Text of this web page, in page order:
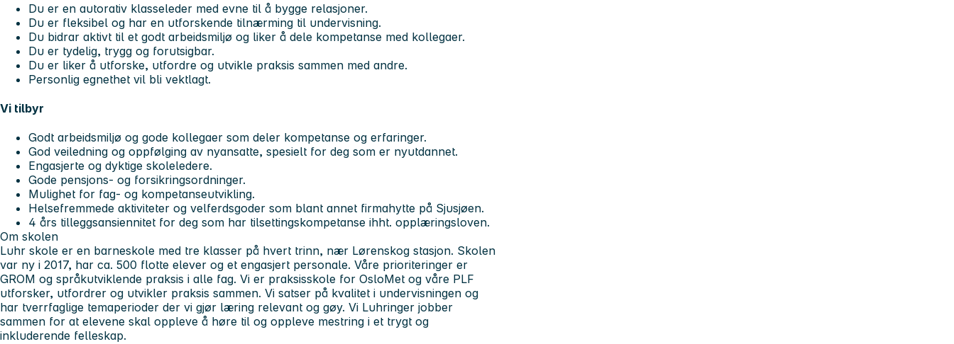
Du er en autorativ klasseleder med evne til å bygge relasjoner.
Du er fleksibel og har en utforskende tilnærming til undervisning.
Du bidrar aktivt til et godt arbeidsmiljø og liker å dele kompetanse med kollegaer.
Du er tydelig, trygg og forutsigbar.
Du er liker å utforske, utfordre og utvikle praksis sammen med andre.
Personlig egnethet vil bli vektlagt.
Vi tilbyr
Godt arbeidsmiljø og gode kollegaer som deler kompetanse og erfaringer.
God veiledning og oppfølging av nyansatte, spesielt for deg som er nyutdannet.
Engasjerte og dyktige skoleledere.
Gode pensjons- og forsikringsordninger.
Mulighet for fag- og kompetanseutvikling.
Helsefremmede aktiviteter og velferdsgoder som blant annet firmahytte på Sjusjøen.
4 års tilleggsansiennitet for deg som har tilsettingskompetanse ihht. opplæringsloven.
Om skolen
Luhr skole er en barneskole med tre klasser på hvert trinn, nær Lørenskog stasjon. Skolen
var ny i 2017, har ca. 500 flotte elever og et engasjert personale. Våre prioriteringer er
GROM og språkutviklende praksis i alle fag. Vi er praksisskole for OsloMet og våre PLF
utforsker, utfordrer og utvikler praksis sammen. Vi satser på kvalitet i undervisningen og
har tverrfaglige temaperioder der vi gjør læring relevant og gøy. Vi Luhringer jobber
sammen for at elevene skal oppleve å høre til og oppleve mestring i et trygt og
inkluderende felleskap.